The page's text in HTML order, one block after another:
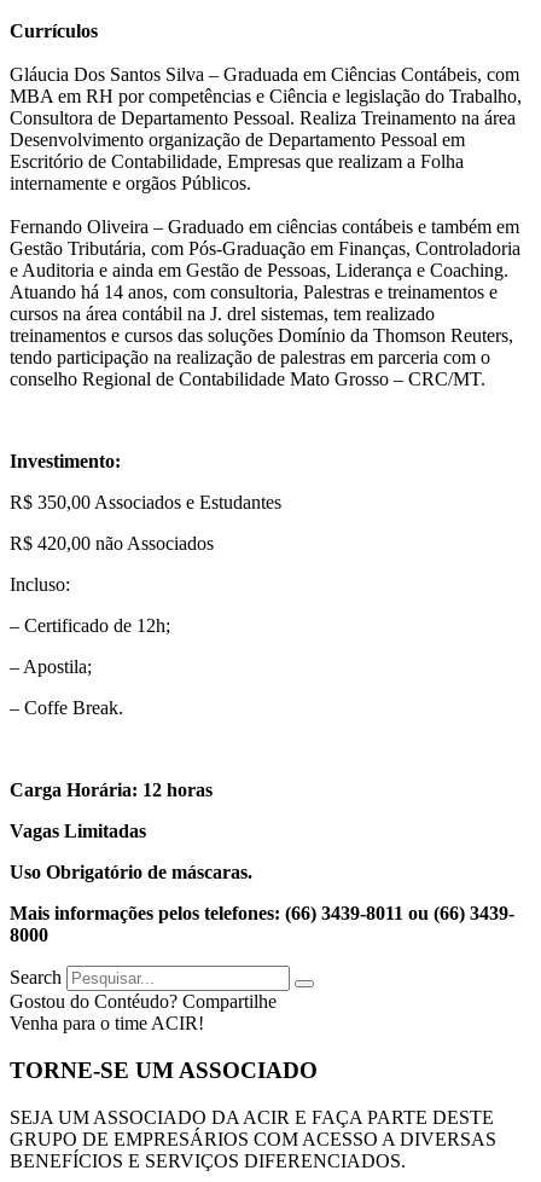
Currículos
Gláucia Dos Santos Silva – Graduada em Ciências Contábeis, com
MBA em RH por competências e Ciência e legislação do Trabalho,
Consultora de Departamento Pessoal. Realiza Treinamento na área
Desenvolvimento organização de Departamento Pessoal em
Escritório de Contabilidade, Empresas que realizam a Folha
internamente e orgãos Públicos.
Fernando Oliveira – Graduado em ciências contábeis e também em
Gestão Tributária, com Pós-Graduação em Finanças, Controladoria
e Auditoria e ainda em Gestão de Pessoas, Liderança e Coaching.
Atuando há 14 anos, com consultoria, Palestras e treinamentos e
cursos na área contábil na J. drel sistemas, tem realizado
treinamentos e cursos das soluções Domínio da Thomson Reuters,
tendo participação na realização de palestras em parceria com o
conselho Regional de Contabilidade Mato Grosso – CRC/MT.
Investimento:
R$ 350,00 Associados e Estudantes
R$ 420,00 não Associados
Incluso:
– Certificado de 12h;
– Apostila;
– Coffe Break.
Carga Horária: 12 horas
Vagas Limitadas
Uso Obrigatório de máscaras.
Mais informações pelos telefones: (66) 3439-8011 ou (66) 3439-
8000
Search
Gostou do Contéudo? Compartilhe
Venha para o time ACIR!
TORNE-SE UM ASSOCIADO
SEJA UM ASSOCIADO DA ACIR E FAÇA PARTE DESTE
GRUPO DE EMPRESÁRIOS COM ACESSO A DIVERSAS
BENEFÍCIOS E SERVIÇOS DIFERENCIADOS.